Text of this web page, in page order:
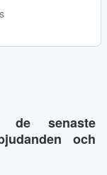
senaste
och